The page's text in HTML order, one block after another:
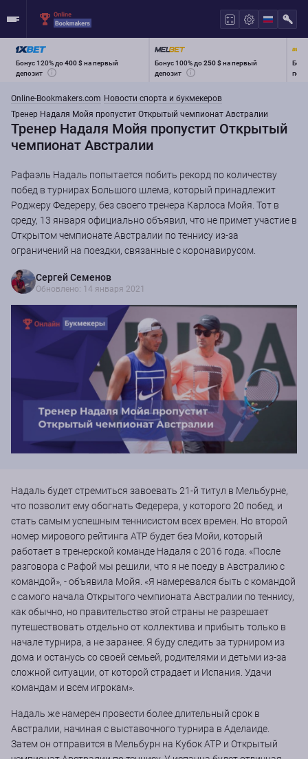
Бонус 120% до400 $на первый
депозит
Бонус 100% до250 $на первый
депозит
Online-Bookmakers.com Новости спорта и букмекеров
Тренер Надаля Мойя пропустит Открытый чемпионат Австралии
Тренер Надаля Мойя пропустит Открытый
чемпионат Австралии
Рафаэль Надаль попытается побить рекорд по количеству
побед в турнирах Большого шлема, который принадлежит
Роджеру Федереру, без своего тренера Карлоса Мойя. Тот в
среду, 13 января официально объявил, что не примет участие в
Открытом чемпионате Австралии по теннису из-за
ограничений на поездки, связанные с коронавирусом.
Сергей Семенов
Обновлено: 14 января 2021
Надаль будет стремиться завоевать 21-й титул в Мельбурне,
что позволит ему обогнать Федерера, у которого 20 побед, и
стать самым успешным теннисистом всех времен. Но второй
номер мирового рейтинга АТР будет без Мойи, который
работает в тренерской команде Надаля с 2016 года. «После
разговора с Рафой мы решили, что я не поеду в Австралию с
командой», - объявила Мойя. «Я намеревался быть с командой
с самого начала Открытого чемпионата Австралии по теннису,
как обычно, но правительство этой страны не разрешает
путешествовать отдельно от коллектива и прибыть только в
начале турнира, а не заранее. Я буду следить за турниром из
дома и останусь со своей семьей, родителями и детьми из-за
сложной ситуации, от которой страдает и Испания. Удачи
командам и всем игрокам».
Надаль же намерен провести более длительный срок в
Австралии, начиная с выставочного турнира в Аделаиде.
Затем он отправится в Мельбурн на Кубок ATP и Открытый